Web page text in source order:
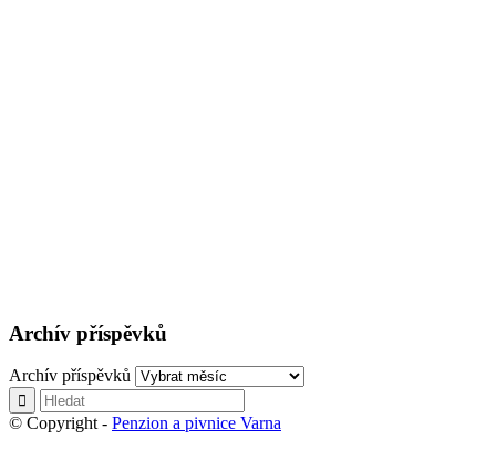
Archív příspěvků
Archív příspěvků
© Copyright - Penzion a pivnice Varna